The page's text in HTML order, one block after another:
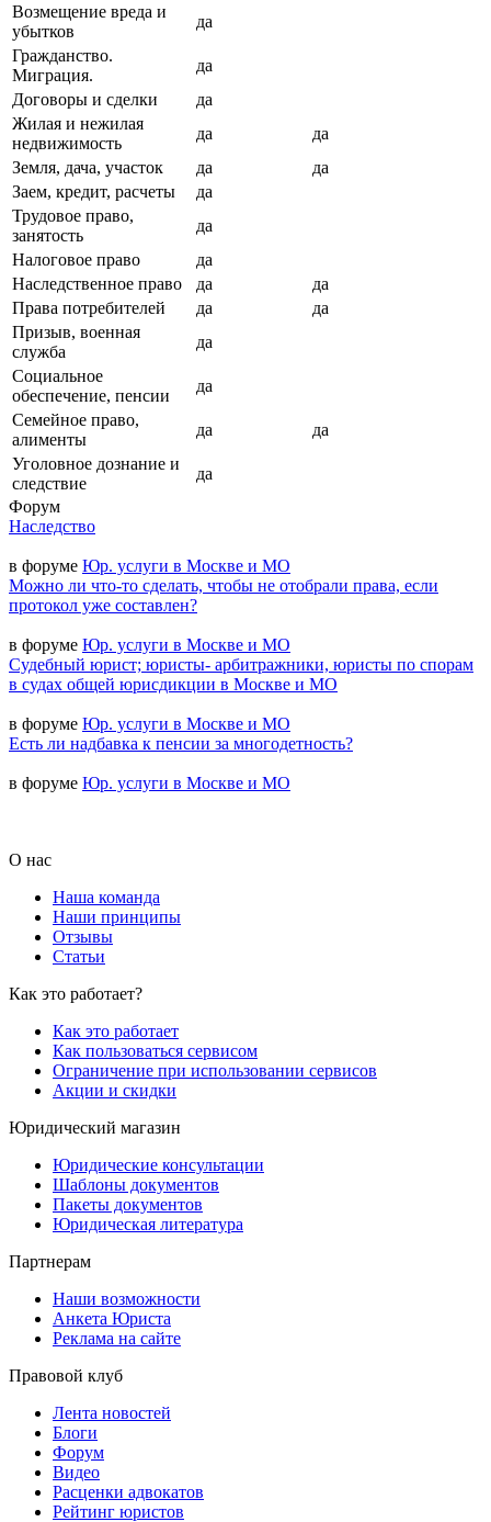
Возмещение вреда и
убытков
да
Гражданство.
Миграция.
да
Договоры и сделки
да
Жилая и нежилая
недвижимость
да
да
Земля, дача, участок
да
да
Заем, кредит, расчеты
да
Трудовое право,
занятость
да
Налоговое право
да
Наследственное право
да
да
Права потребителей
да
да
Призыв, военная
служба
да
Социальное
обеспечение, пенсии
да
Семейное право,
алименты
да
да
Уголовное дознание и
следствие
да
Форум
Наследство
в форуме Юр. услуги в Москве и МО
Можно ли что-то сделать, чтобы не отобрали права, если
протокол уже составлен?
в форуме Юр. услуги в Москве и МО
Судебный юрист; юристы- арбитражники, юристы по спорам
в судах общей юрисдикции в Москве и МО
в форуме Юр. услуги в Москве и МО
Есть ли надбавка к пенсии за многодетность?
в форуме Юр. услуги в Москве и МО
О нас
Наша команда
Наши принципы
Отзывы
Статьи
Как это работает?
Как это работает
Как пользоваться сервисом
Ограничение при использовании сервисов
Акции и скидки
Юридический магазин
Юридические консультации
Шаблоны документов
Пакеты документов
Юридическая литература
Партнерам
Наши возможности
Анкета Юриста
Реклама на сайте
Правовой клуб
Лента новостей
Блоги
Форум
Видео
Расценки адвокатов
Рейтинг юристов